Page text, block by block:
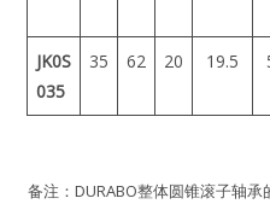
JK0S
035
35 62 20 19.5
备注：DURABO整体圆锥滚子轴